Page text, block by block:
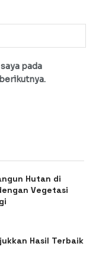
pada
Hutan di
Vegetasi
Hasil Terbaik